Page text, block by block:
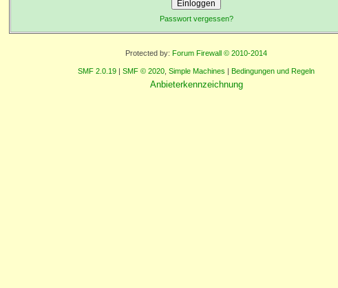
Passwort vergessen?
Protected by: Forum Firewall © 2010-2014
SMF 2.0.19 | SMF © 2020 Simple Machines | Bedingungen und Regeln
Anbieterkennzeichnung